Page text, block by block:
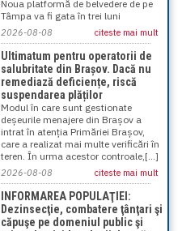
Noua platformă de belvedere de pe
Tâmpa va fi gata în trei luni
2026-08-08 citeste mai mult
Ultimatum pentru operatorii de
salubritate din Brașov. Dacă nu
remediază deficiențe, riscă
suspendarea plăților
Modul în care sunt gestionate
deșeurile menajere din Brașov a
intrat în atenția Primăriei Brașov,
care a realizat mai multe verificări în
teren. În urma acestor controale,[...]
2026-08-08 citeste mai mult
INFORMAREA POPULAŢIEI:
Dezinsecţie, combatere ţânţari şi
căpuşe pe domeniul public şi